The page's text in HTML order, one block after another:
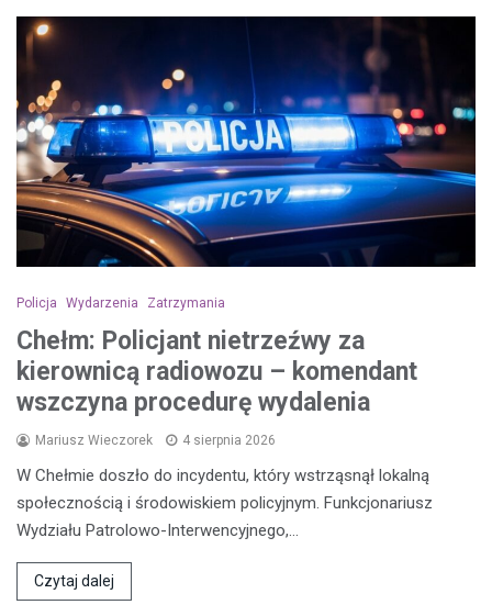
Policja Wydarzenia Zatrzymania
Chełm: Policjant nietrzeźwy za
kierownicą radiowozu – komendant
wszczyna procedurę wydalenia
Mariusz Wieczorek 4 sierpnia 2026
W Chełmie doszło do incydentu, który wstrząsnął lokalną
społecznością i środowiskiem policyjnym. Funkcjonariusz
Wydziału Patrolowo-Interwencyjnego,…
Czytaj dalej